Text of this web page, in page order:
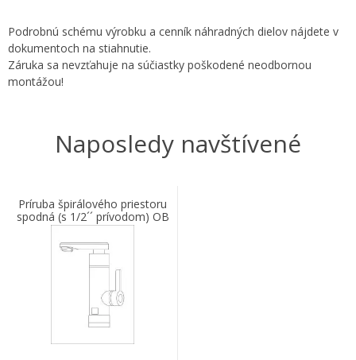
Podrobnú schému výrobku a cenník náhradných dielov nájdete v
dokumentoch na stiahnutie.
Záruka sa nevzťahuje na súčiastky poškodené neodbornou
montážou!
Naposledy navštívené
Príruba špirálového priestoru
spodná (s 1/2´´ prívodom) OB
330